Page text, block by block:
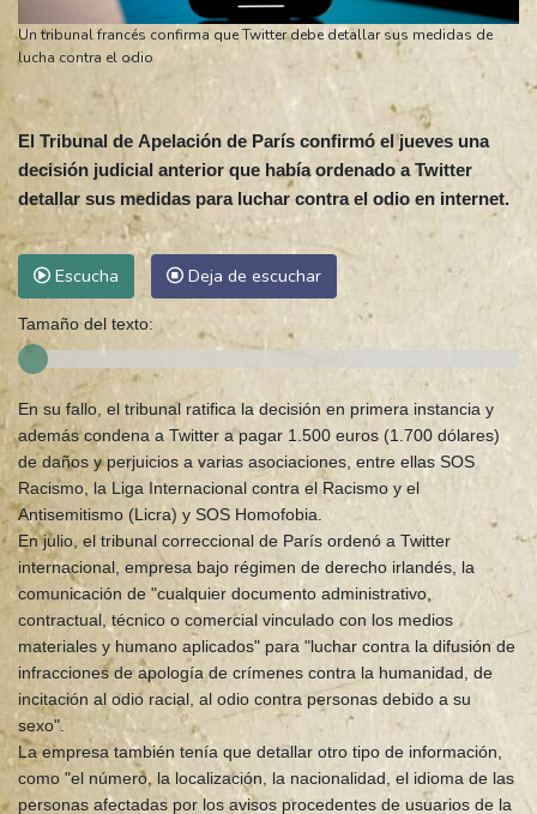
Un tribunal francés confirma que Twitter debe detallar sus medidas de
lucha contra el odio
El Tribunal de Apelación de París confirmó el jueves una
decisión judicial anterior que había ordenado a Twitter
detallar sus medidas para luchar contra el odio en internet.
Escucha Deja de escuchar
Tamaño del texto:
En su fallo, el tribunal ratifica la decisión en primera instancia y
además condena a Twitter a pagar 1.500 euros (1.700 dólares)
de daños y perjuicios a varias asociaciones, entre ellas SOS
Racismo, la Liga Internacional contra el Racismo y el
Antisemitismo (Licra) y SOS Homofobia.
En julio, el tribunal correccional de París ordenó a Twitter
internacional, empresa bajo régimen de derecho irlandés, la
comunicación de "cualquier documento administrativo,
contractual, técnico o comercial vinculado con los medios
materiales y humano aplicados" para "luchar contra la difusión de
infracciones de apología de crímenes contra la humanidad, de
incitación al odio racial, al odio contra personas debido a su
sexo".
La empresa también tenía que detallar otro tipo de información,
como "el número, la localización, la nacionalidad, el idioma de las
personas afectadas por los avisos procedentes de usuarios de la